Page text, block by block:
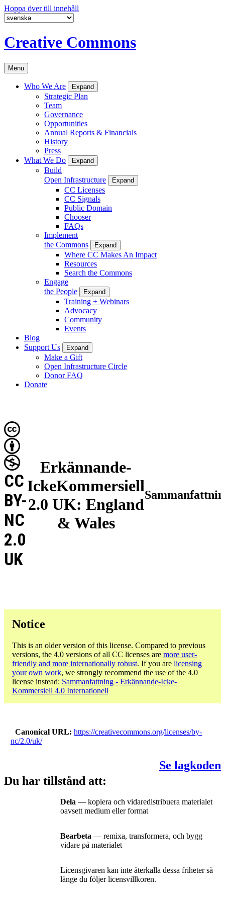
Hoppa över till innehåll
Creative Commons
Menu
Who We Are Expand
Strategic Plan
Team
Governance
Opportunities
Annual Reports & Financials
History
Press
What We Do
Expand
Build
Open Infrastructure
Expand
CC Licenses
CC Signals
Public Domain
Chooser
FAQs
Implement
the Commons
Expand
Where CC Makes An Impact
Resources
Search the Commons
Engage
the People
Expand
Training + Webinars
Advocacy
Community
Events
Blog
Support Us
Expand
Make a Gift
Open Infrastructure Circle
Donor FAQ
Donate
Erkännande-
IckeKommersiell
2.0 UK: England
& Wales
CC
BY-
NC
2.0
UK
Notice
This is an older version of this license. Compared to previous
versions, the 4.0 versions of all CC licenses are more user-
friendly and more internationally robust. If you are licensing
your own work, we strongly recommend the use of the 4.0
license instead: Sammanfattning - Erkännande-Icke-
Kommersiell 4.0 Internationell
Canonical URL
https://creativecommons.org/licenses/by-
nc/2.0/uk/
Se lagkoden
Du har tillstånd att:
Dela — kopiera och vidaredistribuera materialet
oavsett medium eller format
Bearbeta — remixa, transformera, och bygg
vidare på materialet
Licensgivaren kan inte återkalla dessa friheter så
länge du följer licensvillkoren.